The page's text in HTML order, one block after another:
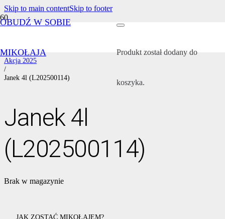
Skip to main contentSkip to footer
OBUDŹ W SOBIE
MIKOŁAJA Produkt został dodany do
koszyka.
Strona główna
/
Akcja 2025
/
Janek 4l (L202500114)
Janek 4l
(L202500114)
Brak w magazynie
JAK ZOSTAĆ MIKOŁAJEM?